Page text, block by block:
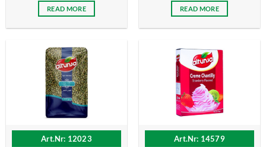
READ MORE READ MORE
Art.Nr: 12023
Art.Nr: 14579